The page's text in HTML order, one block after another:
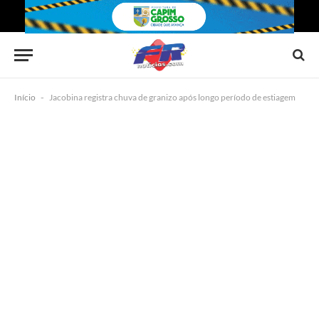
Início - Jacobina registra chuva de granizo após longo período de estiagem